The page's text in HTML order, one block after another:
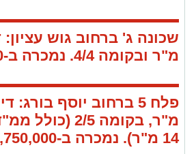
שכונה ג' ברחוב גוש עציון:
מ"ר ובקומה 4/4.
נמכרה ב-900,000 ש"ח.
פלח 5 ברחוב יוסף בורג:
מ"ר, בקומה 2/5 (כולל
14 מ"ר).
נמכרה ב-1,750,000 ש"ח.